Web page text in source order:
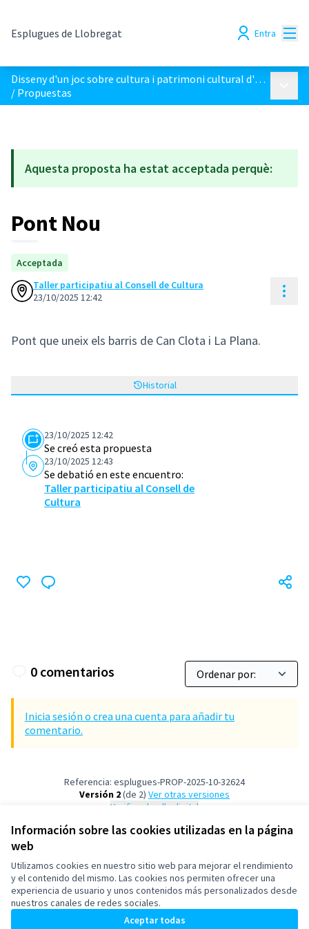
Información sobre las cookies utilizadas en la página
web
Utilizamos cookies en nuestro sitio web para mejorar el rendimiento
y el contenido del mismo. Las cookies nos permiten ofrecer una
experiencia de usuario y unos contenidos más personalizados desde
nuestros canales de redes sociales.
Aceptar todas
Esplugues de Llobregat Entra
Disseny d'un joc sobre cultura i patrimoni cultural d'Esplugues
/ Propuestas
Aquesta proposta ha estat acceptada perquè:
Pont Nou
Acceptada
Taller participatiu al Consell de Cultura
23/10/2025 12:42
Pont que uneix els barris de Can Clota i La Plana.
Historial
23/10/2025 12:42
Se creó esta propuesta
23/10/2025 12:43
Se debatió en este encuentro:
Taller participatiu al Consell de
Cultura
0 comentarios
Inicia sesión o crea una cuenta para añadir tu
comentario.
Referencia: esplugues-PROP-2025-10-32624
Versión 2(de 2)
ver otras versiones
Verificar huella digital
Términos y condiciones de uso
Configuración de cookies
Esplugues de Llobregat en X
(Enlace externo)
Esplugues de Llobregat en Facebook
(Enlace externo)
Esplugues de Llobregat en Instagram
(Enlace externo)
Esplugues de Llobregat en YouTube
(Enlace externo)
Castellano
Triar la llenguaElegir el idioma